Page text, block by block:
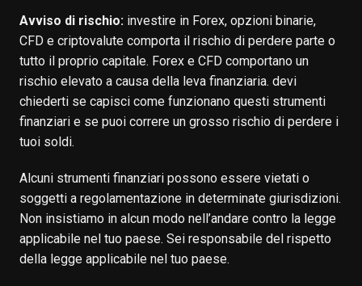
Avviso di rischio:investire in Forex, opzioni binarie,
CFD e criptovalute comporta il rischio di perdere parte o
tutto il proprio capitale. Forex e CFD comportano un
rischio elevato a causa della leva finanziaria. devi
chiederti se capisci come funzionano questi strumenti
finanziari e se puoi correre un grosso rischio di perdere i
tuoi soldi.
Alcuni strumenti finanziari possono essere vietati o
soggetti a regolamentazione in determinate giurisdizioni.
Non insistiamo in alcun modo nell’andare contro la legge
applicabile nel tuo paese. Sei responsabile del rispetto
della legge applicabile nel tuo paese.